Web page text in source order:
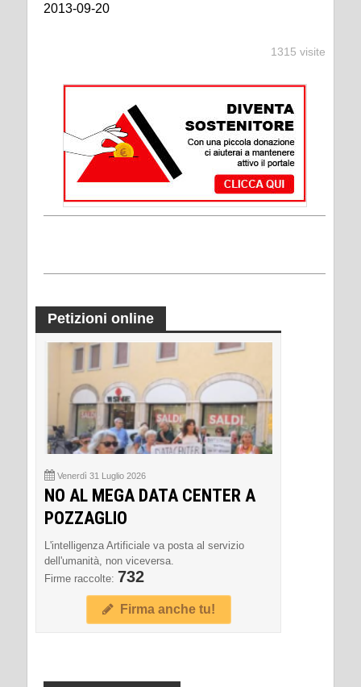
2013-09-20
1315 visite
Petizioni online
Venerdì 31 Luglio 2026
NO AL MEGA DATA CENTER A
POZZAGLIO
L'intelligenza Artificiale va posta al servizio
dell'umanità, non viceversa.
Firme raccolte: 732
Firma anche tu!